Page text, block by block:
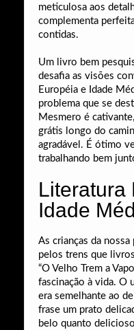
meticulosa aos
complementa
contidas.
Um livro bem
desafia as visões
Européia e Idade
problema que se
Mesmero é
grátis longo do
agradável. É ótimo
trabalhando bem
Literatura
Idade
As crianças da
pelos trens que
“O Velho Trem a
fascinação à vida. O
era semelhante ao
frase um prato
belo quanto